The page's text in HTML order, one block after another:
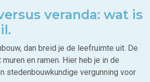
veranda: wat is
dan breid je de leefruimte uit. De
en ramen. Hier heb je in de
stedenbouwkundige vergunning voor